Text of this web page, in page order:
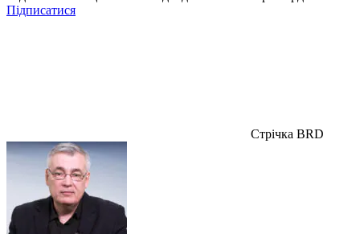
Підписатися
Стрічка BRD